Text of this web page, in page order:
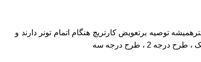
توصیه برتعویض کارتریچ هنگام اتمام تونر دارند و
، طرح درجه سه